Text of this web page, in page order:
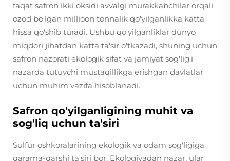
faqat safron ikki oksidi avvalgi murakkabchilar orqali
ozod bo'lgan millioon tonnalik qo'yilganlikka katta
hissa qo'shib turadi. Ushbu qo'yilganliklar dunyo
miqdori jihatdan katta ta'sir o'tkazadi, shuning uchun
safron nazorati ekologik sifat va jamiyat sog'lig'i
nazarda tutuvchi mustaqillikga erishgan davlatlar
uchun muhim vazifa hisoblanadi.
Safron qo'yilganligining muhit va
sog'liq uchun ta'siri
Sulfur oshkoralarining ekologik va odam sog'ligiga
qarama-qarshi ta'siri bor. Ekologiyadan nazar, ular